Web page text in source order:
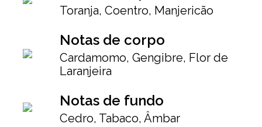
Toranja, Coentro, Manjericão
Notas de corpo
Cardamomo, Gengibre, Flor de
Laranjeira
Notas de fundo
Cedro, Tabaco, Âmbar